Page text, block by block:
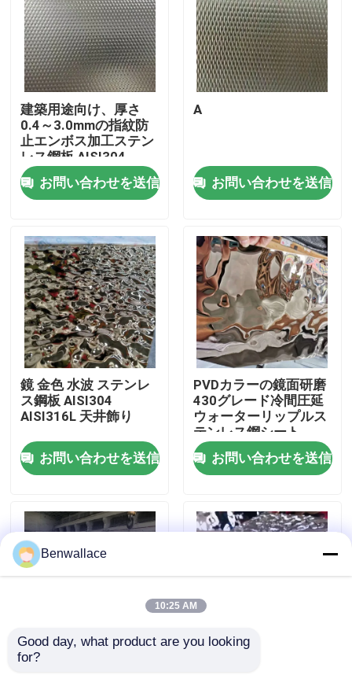
製品
ビデオ
わたしたち に つい て
品質管理
連絡 ください
ニュース
建築用途向け、厚さ
0.4～3.0mmの指紋防
止エンボス加工ステン
レス鋼板 AISI304
お問い合わせを送信
A
お問い合わせを送信
鏡 金色 水波 ステンレ
ス鋼板 AISI304
AISI316L 天井飾り
お問い合わせを送信
PVDカラーの鏡面研磨
430グレード冷間圧延
ウォーターリップルス
テンレス鋼シート
お問い合わせを送信
JIS規格認証 鏡面仕上
Benwallace
10:25 AM
Good day, what product are you looking
for?